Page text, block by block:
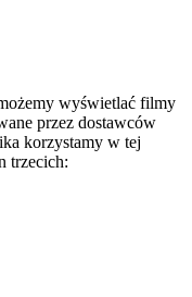
wyświetlać filmy
przez dostawców
korzystamy w tej
trzecich: